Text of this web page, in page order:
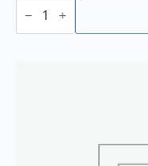
adet